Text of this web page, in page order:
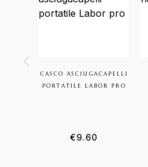
CASCO ASCIUGACAPELLI
PORTATILE LABOR PRO
€9.60